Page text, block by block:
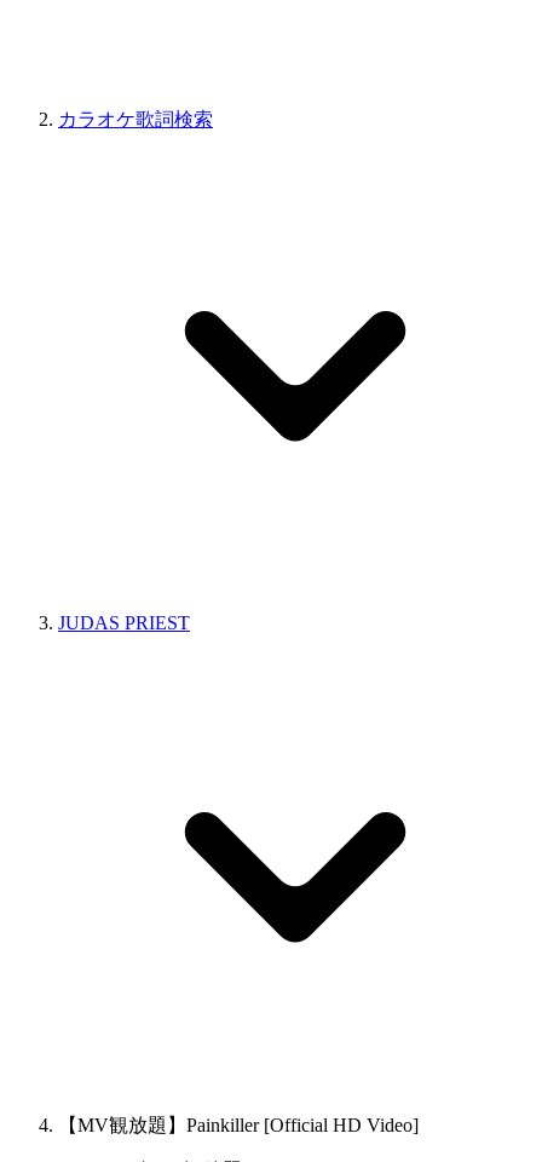
カラオケ歌詞検索
JUDAS PRIEST
【MV観放題】Painkiller [Official HD Video]